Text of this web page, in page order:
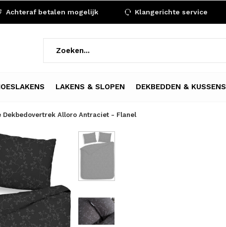
LAKENS & SLOPEN DEKBEDDEN & KUSSENS
Achteraf betalen mogelijk Klangerichte service
Dekbedovertrek Alloro Antraciet - Flanel